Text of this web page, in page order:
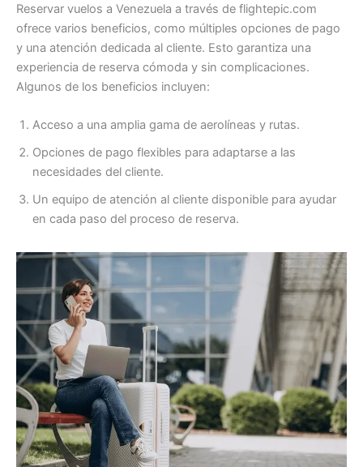
Reservar vuelos a Venezuela a través de flightepic.com
ofrece varios beneficios, como múltiples opciones de pago
y una atención dedicada al cliente. Esto garantiza una
experiencia de reserva cómoda y sin complicaciones.
Algunos de los beneficios incluyen:
Acceso a una amplia gama de aerolíneas y rutas.
Opciones de pago flexibles para adaptarse a las
necesidades del cliente.
Un equipo de atención al cliente disponible para ayudar
en cada paso del proceso de reserva.